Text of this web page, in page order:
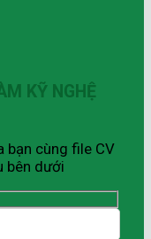
KỸ NGHỆ
bạn cùng file CV
bên dưới